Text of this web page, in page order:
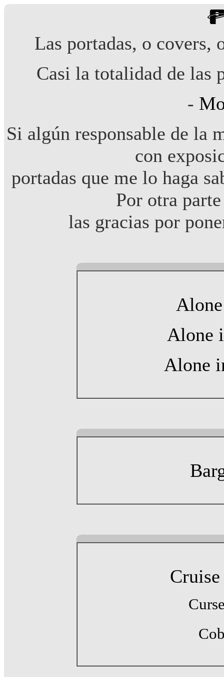
Las portadas, o covers,
Casi la totalidad de las
-
Si algún responsable de la
con
portadas que me lo haga
Por otra
las gracias por
Alone
Alone